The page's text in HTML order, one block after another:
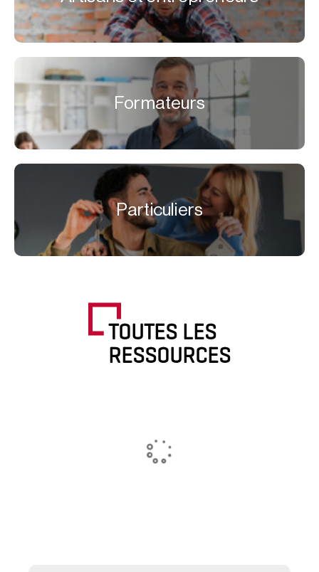
Formateurs
Particuliers
TOUTES LES
RESSOURCES